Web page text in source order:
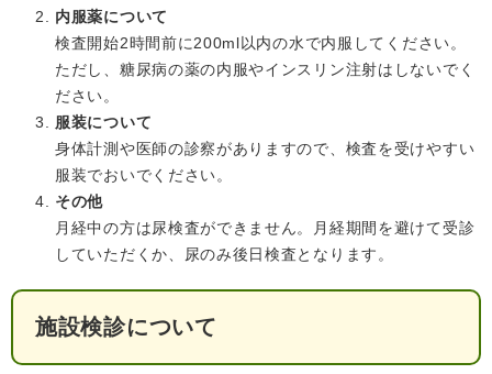
内服薬について
検査開始2時間前に200ml以内の水で内服してください。
ただし、糖尿病の薬の内服やインスリン注射はしないでく
ださい。
服装について
身体計測や医師の診察がありますので、検査を受けやすい
服装でおいでください。
その他
月経中の方は尿検査ができません。月経期間を避けて受診
していただくか、尿のみ後日検査となります。
施設検診について